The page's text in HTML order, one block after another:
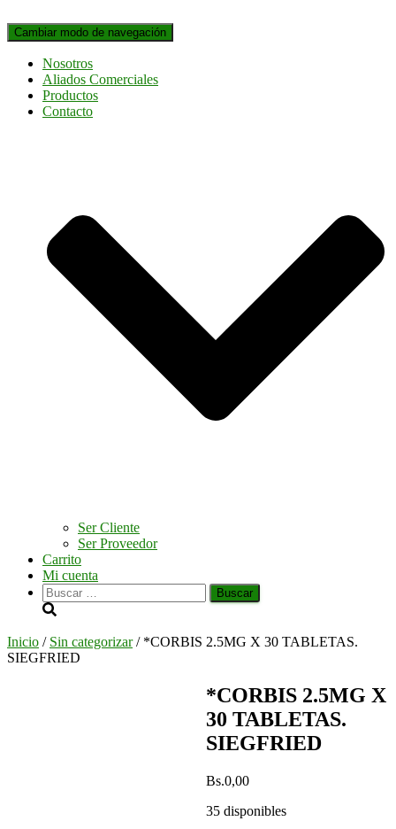
Cambiar modo de navegación
Nosotros
Aliados Comerciales
Productos
Contacto
Ser Cliente
Ser Proveedor
Carrito
Mi cuenta
Buscar:
Inicio / Sin categorizar/ *CORBIS 2.5MG X 30 TABLETAS.
SIEGFRIED
*CORBIS 2.5MG X
30 TABLETAS.
SIEGFRIED
Bs.0,00
35 disponibles